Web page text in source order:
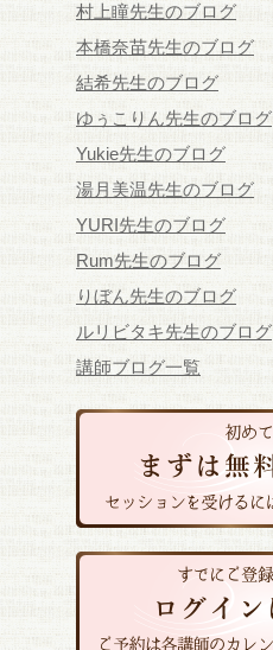
村上瞳先生のブログ
本橋奈苗先生のブログ
結希先生のブログ
ゆぅこりん先生のブログ
Yukie先生のブログ
湯月美温先生のブログ
YURI先生のブログ
Rum先生のブログ
りぼん先生のブログ
ルリビタキ先生のブログ
講師ブログ一覧